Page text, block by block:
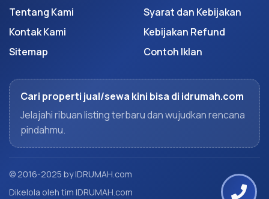
Tentang Kami
Kontak Kami
Sitemap
Syarat dan Kebijakan
Kebijakan Refund
Contoh Iklan
Cari properti jual/sewa kini bisa di idrumah.com
Jelajahi ribuan listing terbaru dan wujudkan rencana
pindahmu.
© 2016-2025 by IDRUMAH.com
Dikelola oleh tim IDRUMAH.com